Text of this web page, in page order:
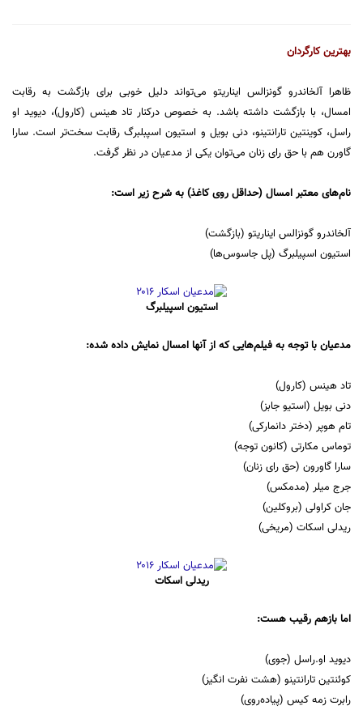
بهترین کارگردان
ظاهرا آلخاندرو گونزالس ایناریتو می‌تواند دلیل خوبی برای بازگشت به رقابت
امسال، با بازگشت داشته باشد. به خصوص درکنار تاد هینس (کارول)، دیوید او
راسل، کوینتین تارانتینو، دنی بویل و استیون اسپبلبرگ رقابت سخت‌تر است. سارا
گاورن هم با حق رای زنان می‌توان یکی از مدعیان در نظر گرفت.
نام‌های معتبر امسال (حداقل روی کاغذ) به شرح زیر است:
آلخاندرو گونزالس ایناریتو (بازگشت)
استیون اسپیلبرگ (پل جاسوس‌ها)
استیون اسپیلبرگ
مدعیان با توجه به فیلم‌هایی که از آنها امسال نمایش داده شده:
تاد هینس (کارول)
دنی بویل (استیو جابز)
تام هوپر (دختر دانمارکی)
توماس مکارتی (کانون توجه)
سارا گاورون (حق رای زنان)
جرج میلر (مدمکس)
جان کراولی (بروکلین)
ریدلی اسکات (مریخی)
ریدلی اسکات
اما بازهم رقیب هست:
دیوید او.راسل (جوی)
کوئنتین تارانتینو (هشت نفرت انگیز)
رابرت زمه کیس (پیاده‌روی)